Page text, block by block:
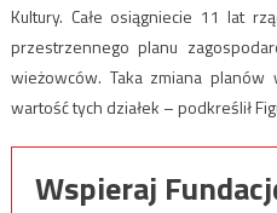
Kultury. Całe osiągniecie 11 lat
przestrzennego planu
wieżowców. Taka zmiana
wartość tych działek – podkreślił
Wspieraj